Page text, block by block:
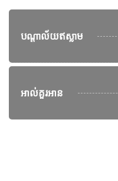
បណ្តាល័យឥស្លាម
អាល់គួរអាន